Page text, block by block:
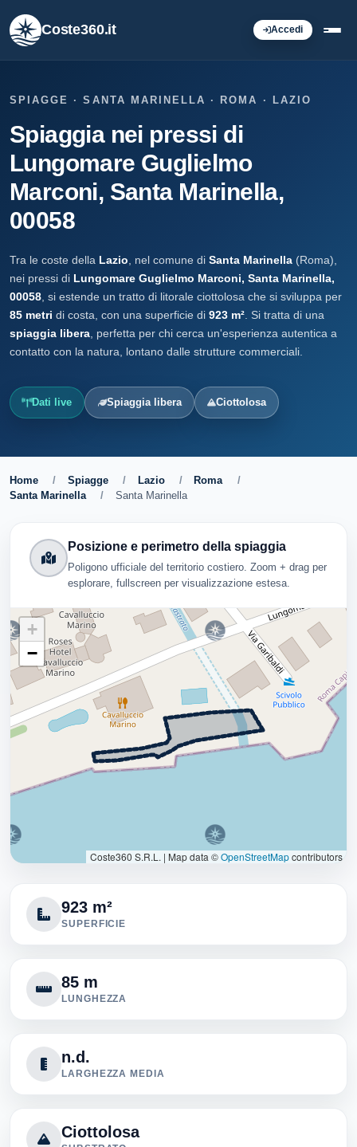
Coste360.it Accedi
SPIAGGE · SANTA MARINELLA · ROMA · LAZIO
Spiaggia nei pressi di
Lungomare Guglielmo
Marconi, Santa Marinella,
00058
Tra le coste della Lazio , nel comune di Santa Marinella (Roma),
nei pressi di Lungomare Guglielmo Marconi, Santa Marinella,
00058 , si estende un tratto di litorale ciottolosa che si sviluppa per
85 metri di costa, con una superficie di 923 m² . Si tratta di una
spiaggia libera , perfetta per chi cerca un'esperienza autentica a
contatto con la natura, lontano dalle strutture commerciali.
Dati live Spiaggia libera Ciottolosa
Home / Spiagge / Lazio / Roma
/
Santa Marinella
/ Santa Marinella
Posizione e perimetro della spiaggia
Poligono ufficiale del territorio costiero. Zoom + drag per
esplorare, fullscreen per visualizzazione estesa.
+
−
Coste360 S.R.L. | Map data ©OpenStreetMapcontributors
923 m²
SUPERFICIE
85 m
LUNGHEZZA
n.d.
LARGHEZZA MEDIA
Ciottolosa